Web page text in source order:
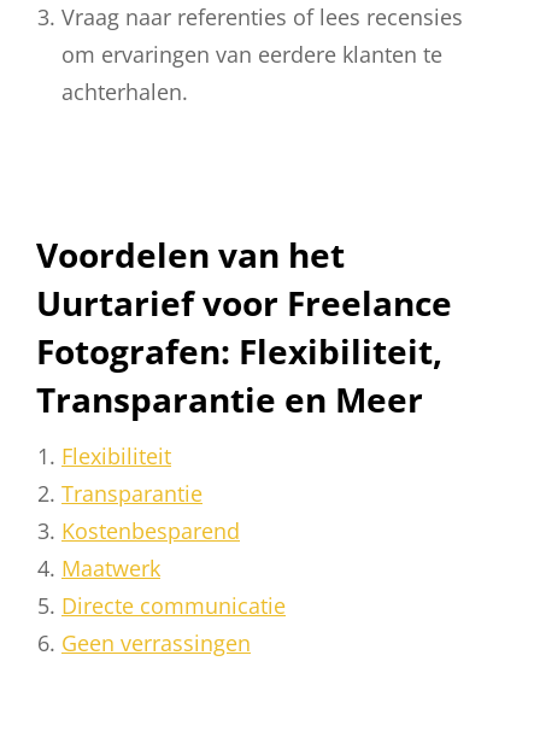
Vraag naar referenties of lees recensies
om ervaringen van eerdere klanten te
achterhalen.
Voordelen van het
Uurtarief voor Freelance
Fotografen: Flexibiliteit,
Transparantie en Meer
Flexibiliteit
Transparantie
Kostenbesparend
Maatwerk
Directe communicatie
Geen verrassingen